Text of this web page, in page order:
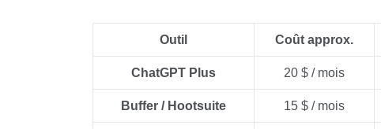
Outil Coût approx.
ChatGPT Plus 20 $ / mois
Buffer / Hootsuite 15 $ / mois